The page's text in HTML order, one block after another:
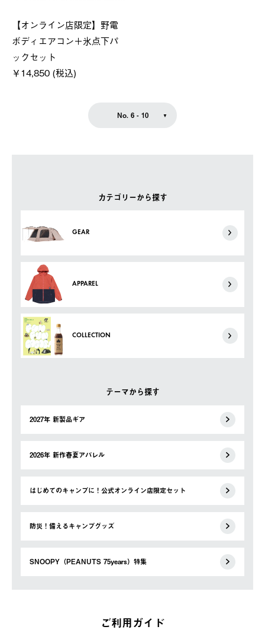
カテゴリーから探す
GEAR
APPAREL
COLLECTION
テーマから探す
2027年 新製品ギア
2026年 新作春夏アパレル
はじめてのキャンプに！公式オンライン店限定セット
防災！備えるキャンプグッズ
SNOOPY（PEANUTS 75years）特集
【オンライン店限定】野電
ボディエアコン＋氷点下パ
ックセット
￥14,850 (税込)
No. 6 - 10
ご利用ガイド